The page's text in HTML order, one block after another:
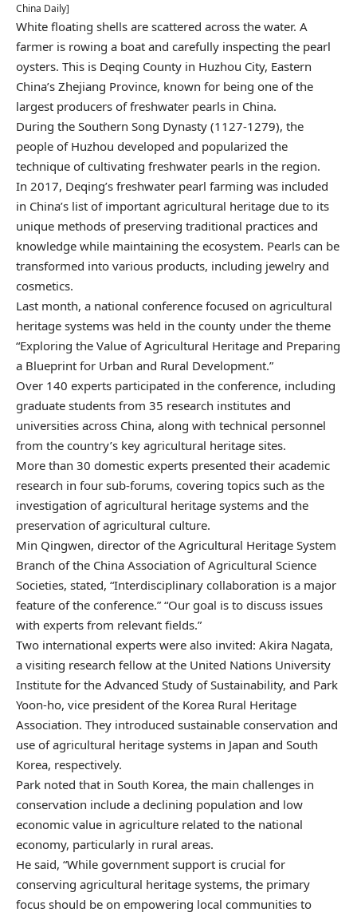
China Daily]
White floating shells are scattered across the water. A
farmer is rowing a boat and carefully inspecting the pearl
oysters. This is Deqing County in Huzhou City, Eastern
China’s Zhejiang Province, known for being one of the
largest producers of freshwater pearls in China.
During the Southern Song Dynasty (1127-1279), the
people of Huzhou developed and popularized the
technique of cultivating freshwater pearls in the region.
In 2017, Deqing’s freshwater pearl farming was included
in China’s list of important agricultural heritage due to its
unique methods of preserving traditional practices and
knowledge while maintaining the ecosystem. Pearls can be
transformed into various products, including jewelry and
cosmetics.
Last month, a national conference focused on agricultural
heritage systems was held in the county under the theme
“Exploring the Value of Agricultural Heritage and Preparing
a Blueprint for Urban and Rural Development.”
Over 140 experts participated in the conference, including
graduate students from 35 research institutes and
universities across China, along with technical personnel
from the country’s key agricultural heritage sites.
More than 30 domestic experts presented their academic
research in four sub-forums, covering topics such as the
investigation of agricultural heritage systems and the
preservation of agricultural culture.
Min Qingwen, director of the Agricultural Heritage System
Branch of the China Association of Agricultural Science
Societies, stated, “Interdisciplinary collaboration is a major
feature of the conference.” “Our goal is to discuss issues
with experts from relevant fields.”
Two international experts were also invited: Akira Nagata,
a visiting research fellow at the United Nations University
Institute for the Advanced Study of Sustainability, and Park
Yoon-ho, vice president of the Korea Rural Heritage
Association. They introduced sustainable conservation and
use of agricultural heritage systems in Japan and South
Korea, respectively.
Park noted that in South Korea, the main challenges in
conservation include a declining population and low
economic value in agriculture related to the national
economy, particularly in rural areas.
He said, “While government support is crucial for
conserving agricultural heritage systems, the primary
focus should be on empowering local communities to